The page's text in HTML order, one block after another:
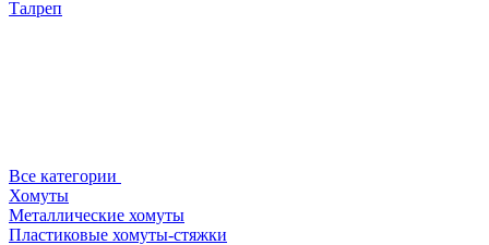
Талреп
Все категории
Хомуты
Металлические хомуты
Пластиковые хомуты-стяжки